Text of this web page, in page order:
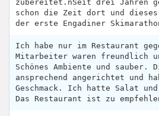
zubereitet.nSeit drei Jahren
schon die Zeit dort und dieses
der erste Engadiner
Ich habe nur im Restaurant
Mitarbeiter waren freundlich
Schönes Ambiente und sauber.
ansprechend angerichtet und
Geschmack. Ich hatte Salat
Das Restaurant ist zu